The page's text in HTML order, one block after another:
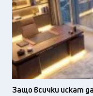
Защо всички искат